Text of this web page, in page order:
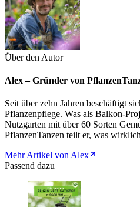
Über den Autor
Alex – Gründer von
Seit über zehn Jahren beschäftigt
Pflanzenpflege. Was als Balkon-
Nutzgarten mit über 60 Sorten
PflanzenTanzen teilt er, was
Mehr Artikel von Alex
Passend dazu